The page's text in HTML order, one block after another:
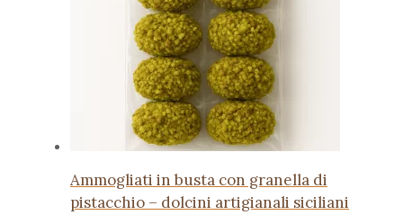
possono
essere
scelte
nella
pagina
del
prodotto
Ammogliati in busta con granella di
pistacchio – dolcini artigianali siciliani